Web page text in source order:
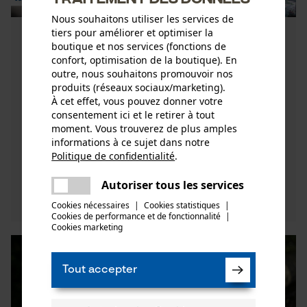
Le début de la saison forestière: la
bonne préparation
Date de sortie:19.09.2019 00:00
L'été touche à sa fin et le début de la saison
forestière approche à grands pas. Afin que vous
puissiez bien commencer, votre équipement doit
toujours être prêt ...
Découvrez maintenant
Nous souhaitons utiliser les services de
tiers pour améliorer et optimiser la
boutique et nos services (fonctions de
confort, optimisation de la boutique). En
outre, nous souhaitons promouvoir nos
produits (réseaux sociaux/marketing).
À cet effet, vous pouvez donner votre
consentement ici et le retirer à tout
moment. Vous trouverez de plus amples
informations à ce sujet dans notre
Politique de confidentialité.
Autoriser tous les services
Cookies nécessaires | Cookies statistiques |
Cookies de performance et de fonctionnalité |
Cookies marketing
Tout accepter
Une erreur s'est produite. Veuillez
essayer encore.
partager
partager
mail